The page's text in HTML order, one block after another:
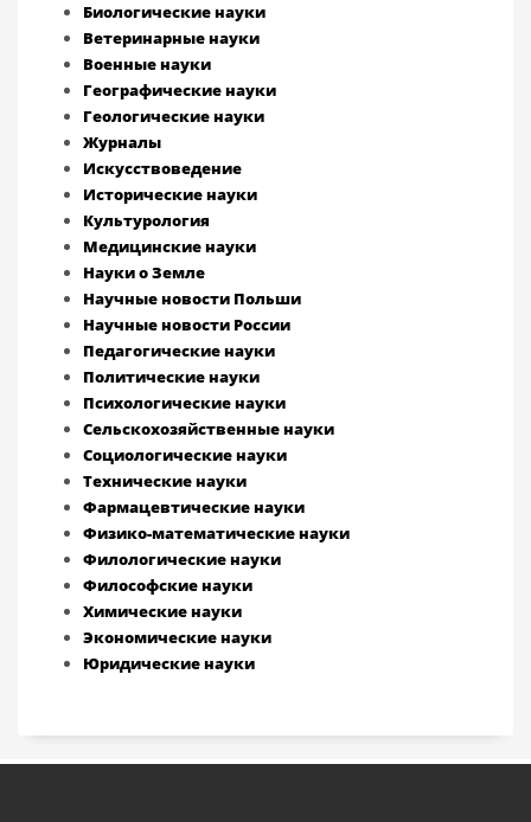
Биологические науки
Ветеринарные науки
Военные науки
Географические науки
Геологические науки
Журналы
Искусствоведение
Исторические науки
Культурология
Медицинские науки
Науки о Земле
Научные новости Польши
Научные новости России
Педагогические науки
Политические науки
Психологические науки
Сельскохозяйственные науки
Социологические науки
Технические науки
Фармацевтические науки
Физико-математические науки
Филологические науки
Философские науки
Химические науки
Экономические науки
Юридические науки